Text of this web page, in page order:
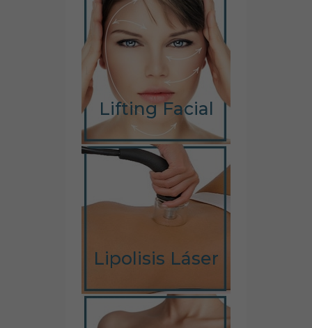
Lifting Facial
Lipolisis Láser